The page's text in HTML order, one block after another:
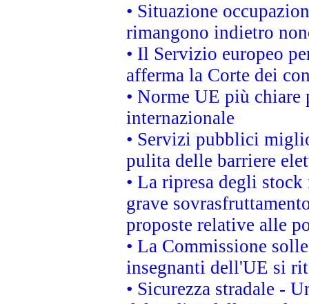
• Situazione
rimangono indietro
• Il Servizio europeo
afferma la Corte dei
• Norme UE più
internazionale
• Servizi pubblici
pulita delle barriere
• La ripresa degli
grave
proposte relative alle
• La Commissione
insegnanti dell'UE si
• Sicurezza stradale -